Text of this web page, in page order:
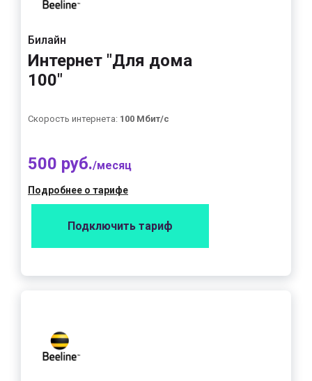
Билайн
Интернет "Для дома
100"
Скорость интернета: 100 Мбит/с
500 руб./месяц
Подробнее о тарифе
Подключить тариф